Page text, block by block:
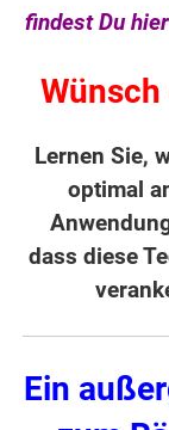
findest Du
Lernen Sie,
optimal
dass diese
Ein